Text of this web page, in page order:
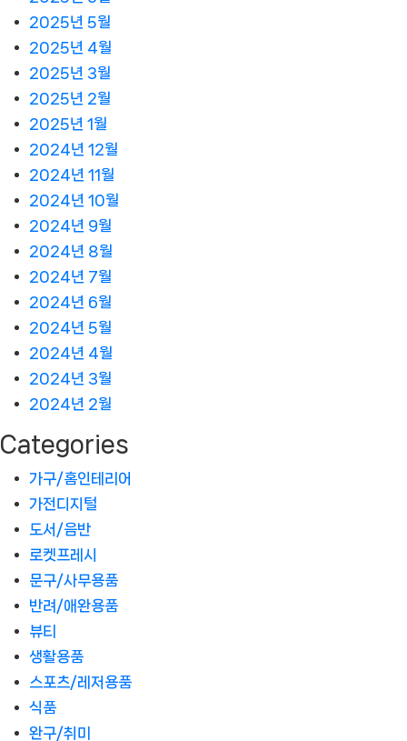
2025년 5월
2025년 4월
2025년 3월
2025년 2월
2025년 1월
2024년 12월
2024년 11월
2024년 10월
2024년 9월
2024년 8월
2024년 7월
2024년 6월
2024년 5월
2024년 4월
2024년 3월
2024년 2월
Categories
가구/홈인테리어
가전디지털
도서/음반
로켓프레시
문구/사무용품
반려/애완용품
뷰티
생활용품
스포츠/레저용품
식품
완구/취미